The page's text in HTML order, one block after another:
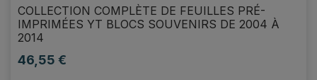
COLLECTION COMPLÈTE DE FEUILLES PRÉ-
IMPRIMÉES YT BLOCS SOUVENIRS DE 2004 À
2014
Prix
46,55 €